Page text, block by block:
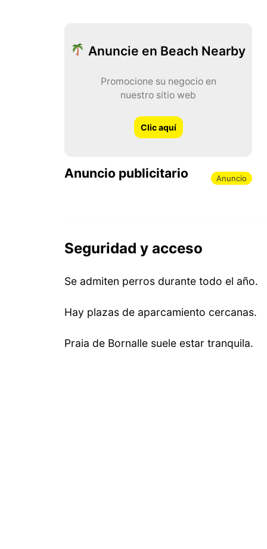
Anuncie en Beach Nearby
Promocione su negocio en
nuestro sitio web
Clic aquí
Anuncio publicitario Anuncio
Seguridad y acceso
Se admiten perros durante todo el año.
Hay plazas de aparcamiento cercanas.
Praia de Bornalle suele estar tranquila.